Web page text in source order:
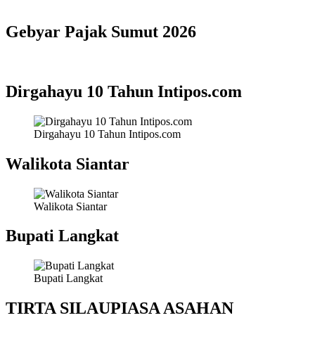
Gebyar Pajak Sumut 2026
Dirgahayu 10 Tahun Intipos.com
Dirgahayu 10 Tahun Intipos.com
Walikota Siantar
Walikota Siantar
Bupati Langkat
Bupati Langkat
TIRTA SILAUPIASA ASAHAN